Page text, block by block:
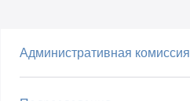
Административная комиссия